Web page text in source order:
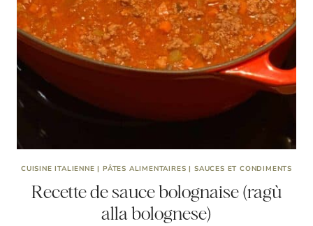
CUISINE ITALIENNE |PÂTES ALIMENTAIRES | SAUCES ET CONDIMENTS
Recette de sauce bolognaise (ragù
alla bolognese)